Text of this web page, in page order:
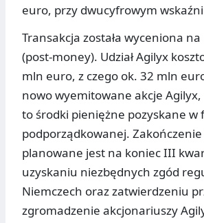
euro, przy dwucyfrowym
Transakcja została wyceniona
(post-money). Udział Agilyx
mln euro, z czego ok. 32 mln
nowo wyemitowane akcje
to środki pieniężne pozyskane w
podporządkowanej.
planowane jest na koniec III
uzyskaniu niezbędnych zgód
Niemczech oraz zatwierdzeniu
zgromadzenie akcjonariuszy